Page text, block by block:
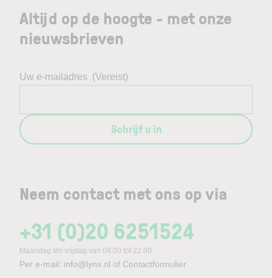
Neem contact met ons op via
+31 (0)20 6251524
Maandag t/m vrijdag van 08:00 tot 22:00
Per e-mail: info@lynx.nl of Contactformulier
Altijd op de hoogte - met onze
nieuwsbrieven
Uw e-mailadres (Vereist)
Schrijf u in